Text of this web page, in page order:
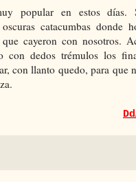
popular en estos días.
catacumbas donde
cayeron con nosotros.
con dedos trémulos los
con llanto quedo, para que